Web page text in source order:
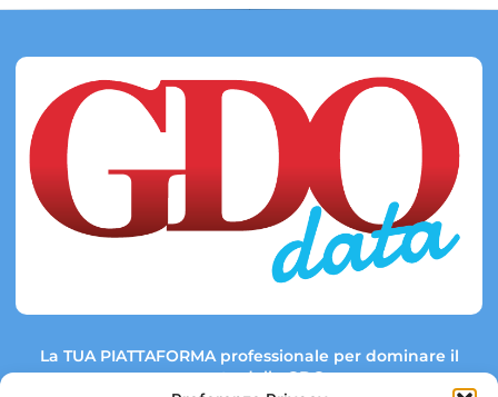
La TUA PIATTAFORMA professionale per dominare il
mercato della GDO.